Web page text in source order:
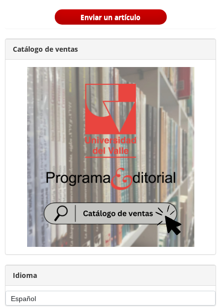
Enviar un artículo
Catálogo de ventas
Idioma